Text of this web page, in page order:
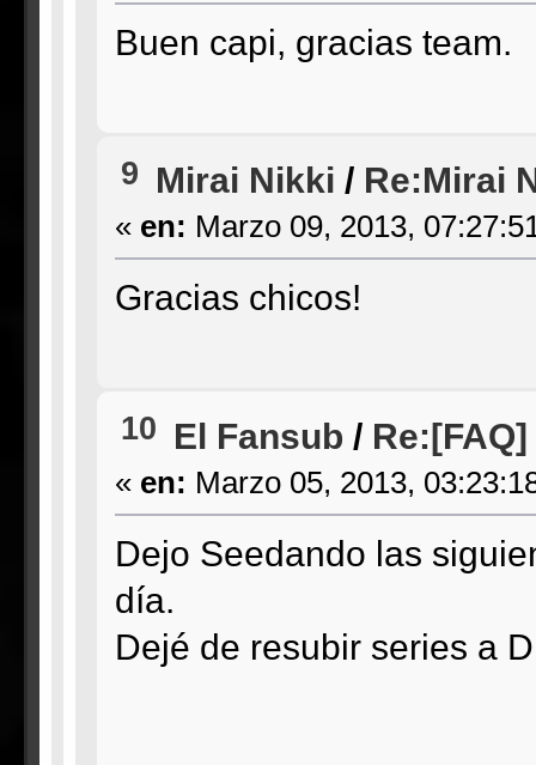
Buen capi, gracias team.
9 Mirai Nikki / Re:Mirai
« en: Marzo 09, 2013,
Gracias chicos!
10 El Fansub /
« en: Marzo 05, 2013,
Dejo Seedando las
día.
Dejé de resubir series a